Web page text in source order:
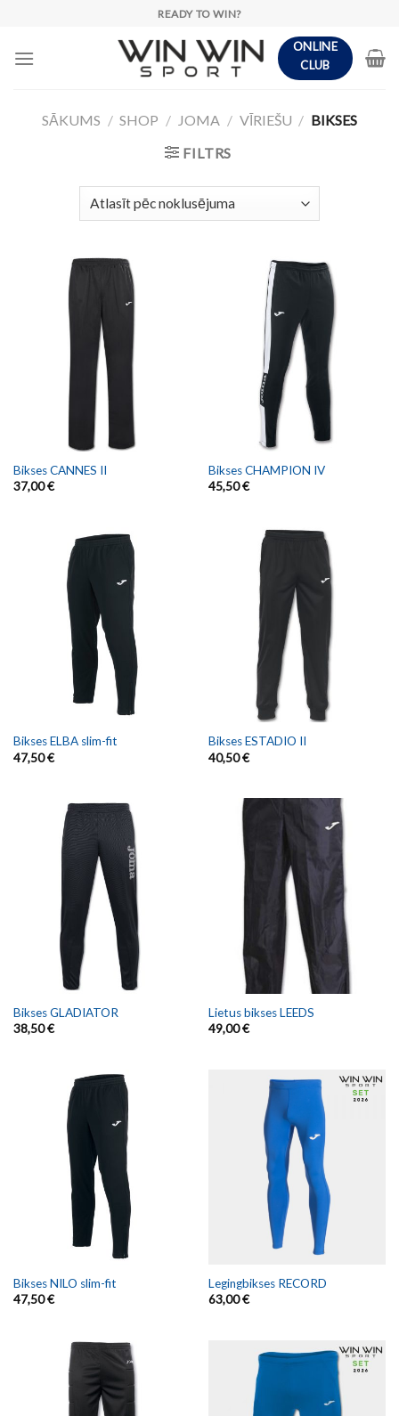
content
READY TO WIN?
ONLINE
CLUB
SĀKUMS / SHOP / JOMA / VĪRIEŠU / BIKSES
FILTRS
Bikses CANNES II
37,00€
Bikses CHAMPION IV
45,50€
Bikses ELBA slim-fit
47,50€
Bikses ESTADIO II
40,50€
Bikses GLADIATOR
38,50€
Lietus bikses LEEDS
49,00€
Bikses NILO slim-fit
47,50€
Legingbikses RECORD
63,00€